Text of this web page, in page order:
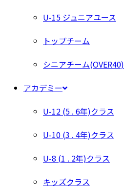
U-15 ジュニアユース
トップチーム
シニアチーム(OVER40)
アカデミー
U-12 (5 . 6年)クラス
U-10 (3 . 4年)クラス
U-8 (1 . 2年)クラス
キッズクラス